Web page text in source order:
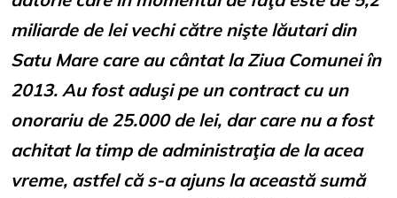
miliarde de lei vechi către nişte lăutari din
Satu Mare care au cântat la Ziua Comunei în
2013. Au fost aduşi pe un contract cu un
onorariu de 25.000 de lei, dar care nu a fost
achitat la timp de administraţia de la acea
vreme, astfel că s-a ajuns la această sumă